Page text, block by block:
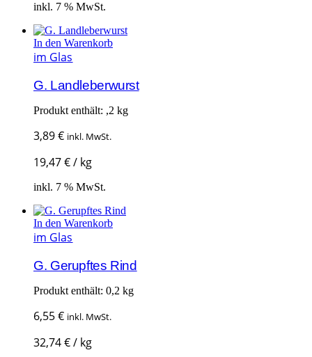
inkl. 7 % MwSt.
In den Warenkorb
im Glas
G. Landleberwurst
Produkt enthält: ,2 kg
3,89€ inkl. MwSt.
19,47€/ kg
inkl. 7 % MwSt.
In den Warenkorb
im Glas
G. Gerupftes Rind
Produkt enthält: 0,2 kg
6,55€ inkl. MwSt.
32,74€/ kg